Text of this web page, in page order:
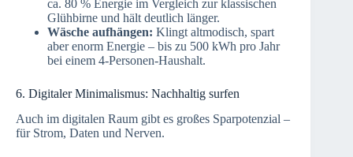
ca. 80 % Energie im Vergleich zur klassischen
Glühbirne und hält deutlich länger.
Wäsche aufhängen: Klingt altmodisch, spart
aber enorm Energie – bis zu 500 kWh pro Jahr
bei einem 4-Personen-Haushalt.
6. Digitaler Minimalismus: Nachhaltig surfen
Auch im digitalen Raum gibt es großes Sparpotenzial –
für Strom, Daten und Nerven.